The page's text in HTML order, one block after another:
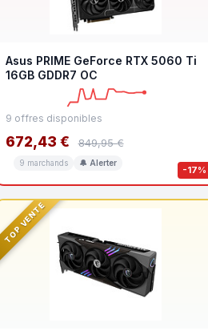
-17%
Asus PRIME GeForce RTX 5060 Ti
16GB GDDR7 OC
9 offres disponibles
672,43 € 849,95 €
9 marchands 🔔 Alerter
TOP VENTE